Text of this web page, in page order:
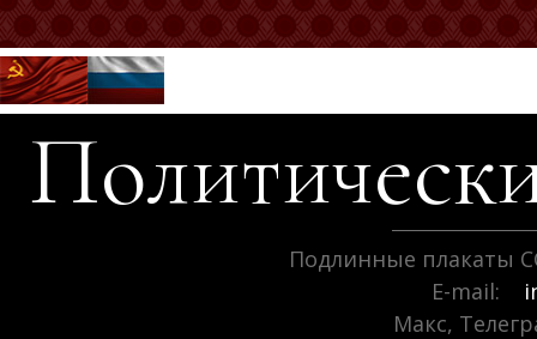
Подлинные плакаты
E-mail:
Макс,